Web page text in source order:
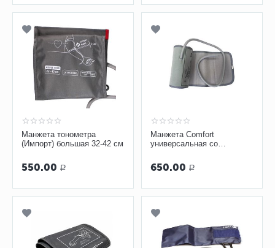
Манжета тонометра
(Импорт) большая 32-42 см
550.00 Р
Манжета Comfort
универсальная со
650.00 Р